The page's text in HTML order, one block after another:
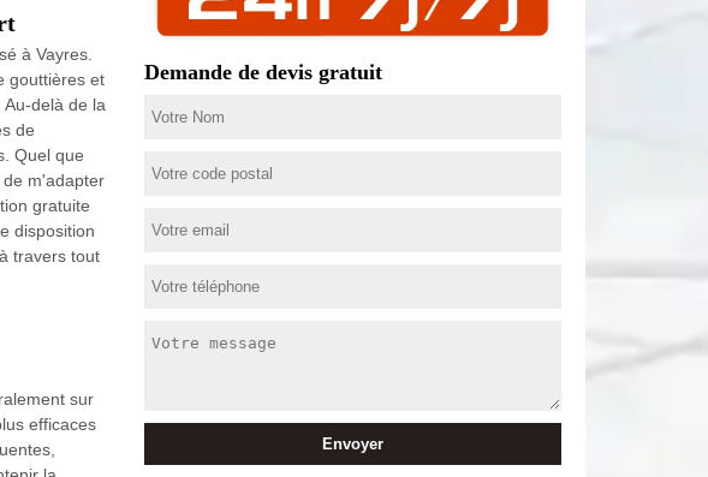
à Vayres.
gouttières et
delà de la
de
Quel que
m'adapter
gratuite
disposition
travers tout
sur
efficaces
Demande de devis gratuit